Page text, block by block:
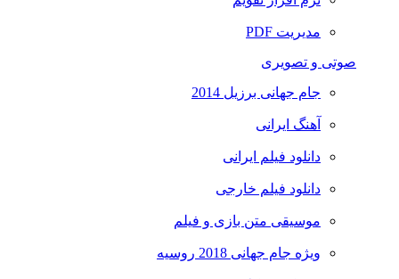
مدیریت PDF
صوتی و تصویری
جام جهانی برزیل 2014
آهنگ ایرانی
دانلود فیلم ایرانی
دانلود فیلم خارجی
موسیقی متن بازی و فیلم
ویژه جام جهانی 2018 روسیه